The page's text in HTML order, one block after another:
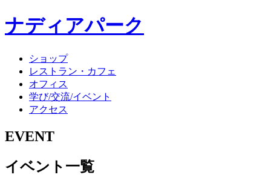
ナディアパーク
ショップ
レストラン・カフェ
オフィス
学び/交流/イベント
アクセス
EVENT
イベント一覧